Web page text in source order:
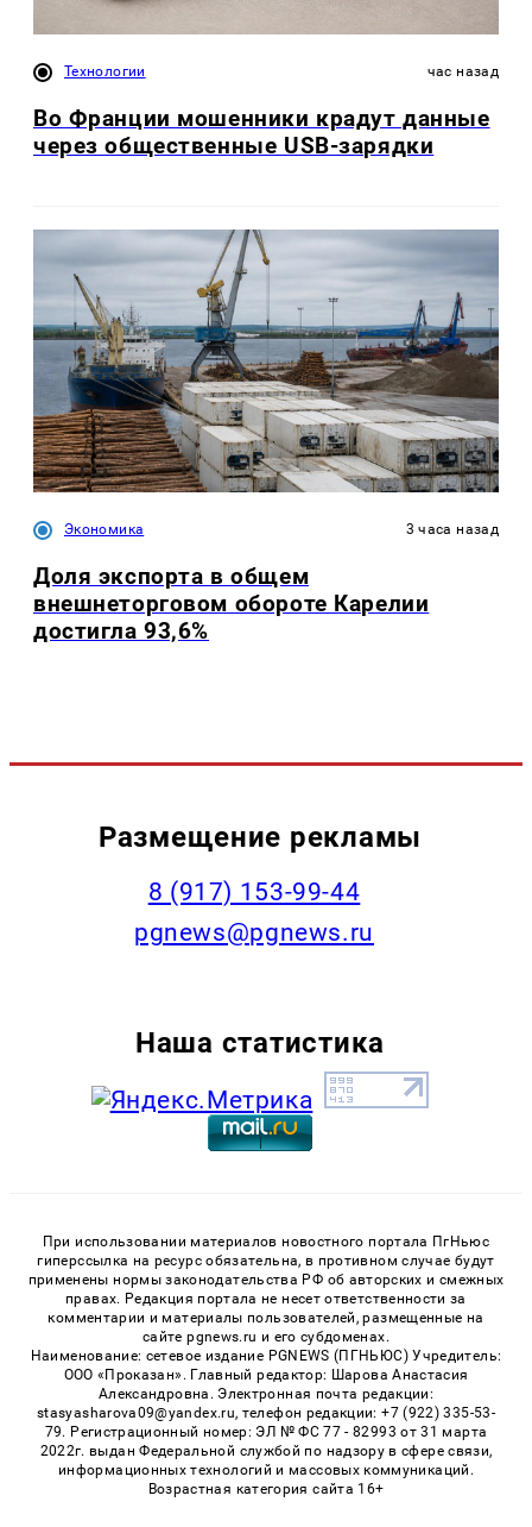
Технологии час назад
Во Франции мошенники крадут данные
через общественные USB-зарядки
Экономика 3 часа назад
Доля экспорта в общем
внешнеторговом обороте Карелии
достигла 93,6%
Размещение рекламы
‭8 (917) 153-99-44
pgnews@pgnews.ru
Наша статистика
При использовании материалов новостного портала ПгНьюс
гиперссылка на ресурс обязательна, в противном случае будут
применены нормы законодательства РФ об авторских и смежных
правах. Редакция портала не несет ответственности за
комментарии и материалы пользователей, размещенные на
сайте pgnews.ru и его субдоменах.
Наименование: сетевое издание PGNEWS (ПГНЬЮС) Учредитель:
ООО «Проказан». Главный редактор: Шарова Анастасия
Александровна. Электронная почта редакции:
stasyasharova09@yandex.ru, телефон редакции: +7 (922) 335-53-
79. Регистрационный номер: ЭЛ № ФС 77 - 82993 от 31 марта
2022г. выдан Федеральной службой по надзору в сфере связи,
информационных технологий и массовых коммуникаций.
Возрастная категория сайта 16+